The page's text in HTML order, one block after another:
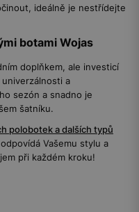
ideálně je nestřídejte
botami Wojas
doplňkem, ale investicí
a
sezón a snadno je
šatníku.
polobotek a dalších typů
Vašemu stylu a
při každém kroku!